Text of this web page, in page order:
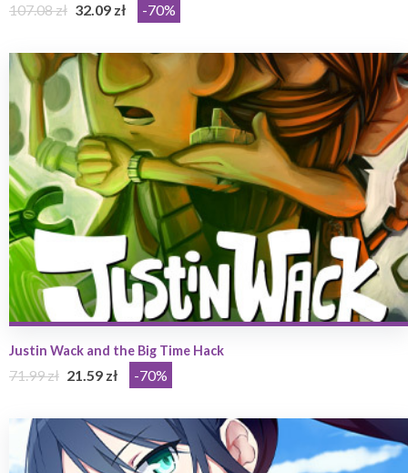
107.08 zł 32.09 zł -70%
Justin Wack and the Big Time Hack
71.99 zł 21.59 zł -70%